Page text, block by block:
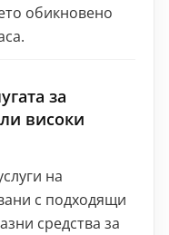
обикновено
за
високи
на
с подходящи
средства за